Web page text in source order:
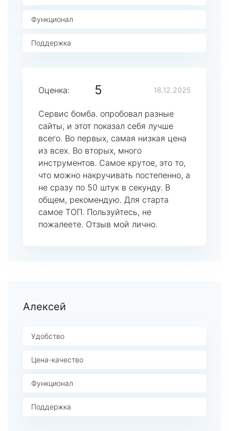
Функционал
Поддержка
Оценка: 5 18.12.2025
Сервис бомба. опробовал разные
сайты, и этот показал себя лучше
всего. Во первых, самая низкая цена
из всех. Во вторых, много
инструментов. Самое крутое, это то,
что можно накручивать постепенно, а
не сразу по 50 штук в секунду. В
общем, рекомендую. Для старта
самое ТОП. Пользуйтесь, не
пожалеете. Отзыв мой лично.
Алексей
Удобство
Цена-качество
Функционал
Поддержка